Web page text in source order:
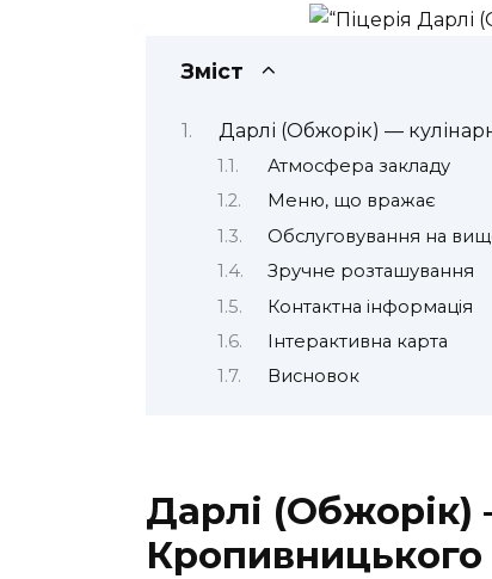
Зміст
Дарлі (Обжорік) —
Атмосфера закладу
Меню, що вражає
Обслуговування на
Зручне розташування
Контактна інформація
Інтерактивна карта
Висновок
Дарлі (Обжорік)
Кропивницького